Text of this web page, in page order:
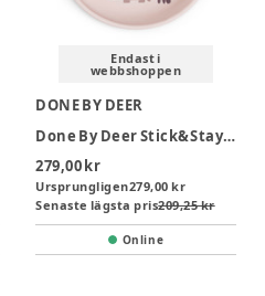
Endast i
webbshoppen
DONE BY DEER
Done By Deer Stick&Stay Tallrik - Playground Pudder
279,00 kr
Ursprungligen279,00 kr
Senaste lägsta pris209,25 kr
Online